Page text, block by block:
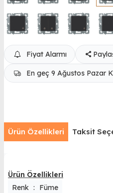
Fiyat Alarmı
En geç 9 Ağustos Pazar
Ürün Özellikleri Taksit
Ürün Özellikleri
Renk : Füme